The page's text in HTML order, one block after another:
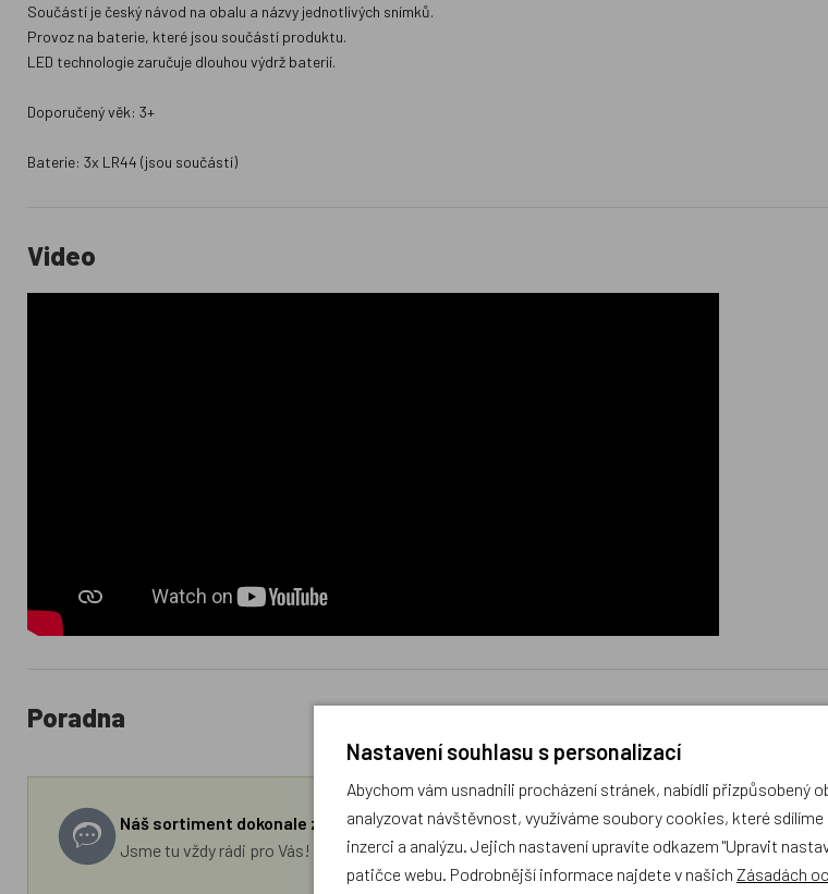
Součástí je český návod na obalu a názvy jednotlivých snímků.
Provoz na baterie, které jsou součástí produktu.
LED technologie zaručuje dlouhou výdrž baterií.
Doporučený věk: 3+
Baterie: 3x LR44 (jsou součástí)
Video
Poradna
Náš sortiment dokonale známe a rádi Vám poradíme s výběrem (Po–Pá, 10–17 hod).
Jsme tu vždy rádi pro Vás! Váš rodinný obchod Dráček.cz
Nastavení souhlasu s personalizací
Abychom vám usnadnili procházení stránek, nabídli přizpůsobený
analyzovat návštěvnost, využíváme soubory cookies, které
inzerci a analýzu. Jejich nastavení upravíte odkazem "Upravit
patičce webu. Podrobnější informace najdete v našich Zásadách